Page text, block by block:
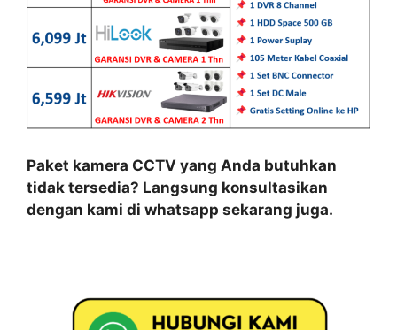
Paket kamera CCTV yang Anda butuhkan
tidak tersedia? Langsung konsultasikan
dengan kami di whatsapp sekarang juga.